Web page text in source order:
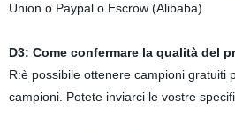
Union o Paypal o Escrow (Alibaba).
D3: Come confermare la qualità
R:è possibile ottenere campioni gratuiti
campioni. Potete inviarci le vostre